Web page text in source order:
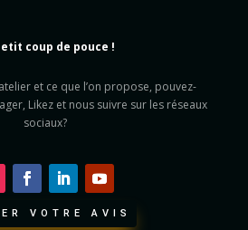
coup de pouce !
et ce que l’on propose, pouvez-
Likez et nous suivre sur les réseaux
sociaux?
VOTRE AVIS